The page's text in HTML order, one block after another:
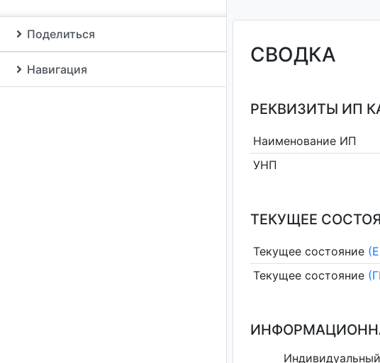
Поделиться
Навигация
СВОДКА
РЕКВИЗИТЫ ИП
Наименование ИП
УНП
ТЕКУЩЕЕ
Текущее состояние
Текущее состояние